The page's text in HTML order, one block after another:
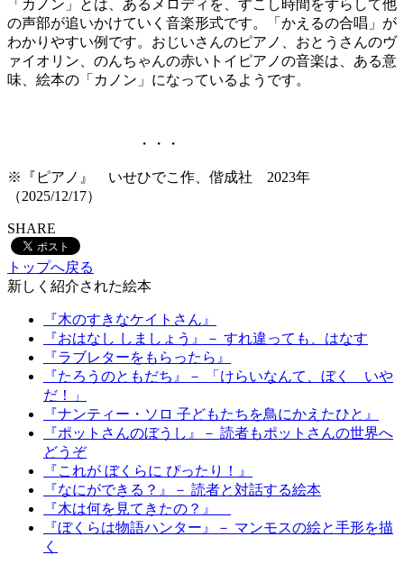
「カノン」とは、あるメロディを、すこし時間をずらして他
の声部が追いかけていく音楽形式です。「かえるの合唱」が
わかりやすい例です。おじいさんのピアノ、おとうさんのヴ
ァイオリン、のんちゃんの赤いトイピアノの音楽は、ある意
味、絵本の「カノン」になっているようです。
・・・
※『ピアノ』 いせひでこ作、偕成社 2023年
（2025/12/17）
SHARE
トップへ戻る
新しく紹介された絵本
『木のすきなケイトさん』
『おはなし しましょう』－ すれ違っても、はなす
『ラブレターをもらったら』
『たろうのともだち』－ 「けらいなんて、ぼく いや
だ！」
『ナンティー・ソロ 子どもたちを鳥にかえたひと』
『ポットさんのぼうし』－ 読者もポットさんの世界へ
どうぞ
『これが ぼくらに ぴったり！』
『なにができる？』－ 読者と対話する絵本
『木は何を見てきたの？』
『ぼくらは物語ハンター』－ マンモスの絵と手形を描
く